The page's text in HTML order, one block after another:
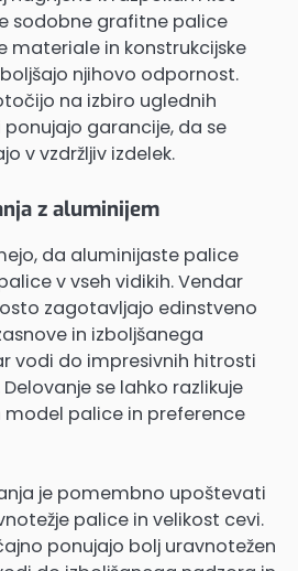
sodobne grafitne palice
materiale in konstrukcijske
njihovo odpornost.
na izbiro uglednih
garancije, da se
v vzdržljiv izdelek.
z aluminijem
da aluminijaste palice
v vseh vidikih. Vendar
zagotavljajo edinstveno
in izboljšanega
vodi do impresivnih hitrosti
se lahko razlikuje
palice in preference
je pomembno upoštevati
palice in velikost cevi.
ponujajo bolj uravnotežen